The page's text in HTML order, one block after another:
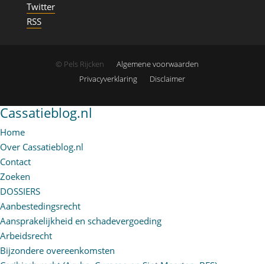
Twitter
RSS
© Pels Rijcken
Algemene voorwaarden
Privacyverklaring
Disclaimer
Cassatieblog.nl
Home
Over Cassatieblog.nl
Contact
Zoeken
DOSSIERS
Aanbestedingsrecht
Aansprakelijkheid en schadevergoeding
Arbeidsrecht
Bijzondere overeenkomsten